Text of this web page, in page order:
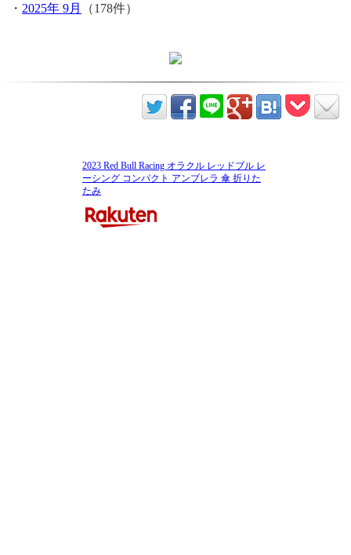
・ 2025年 9月 （178件）
2023 Red Bull Racing オラクル レッドブル レ
ーシング コンパクト アンブレラ 傘 折りた
たみ